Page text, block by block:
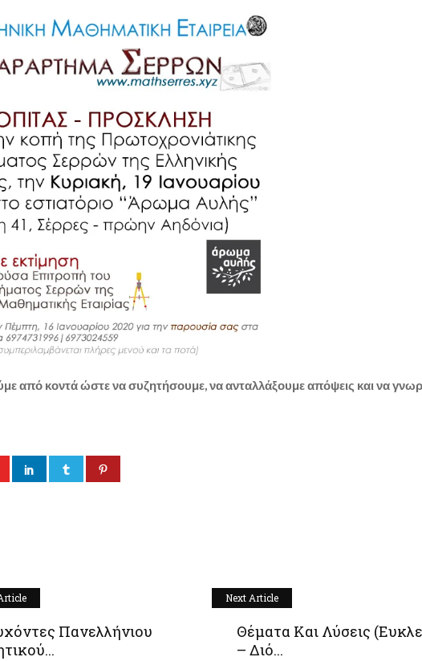
από κοντά ώστε να συζητήσουμε, να ανταλλάξουμε απόψεις και να
Πανελλήνιου
Next Article
Θέματα Και Λύσεις
– Διό...